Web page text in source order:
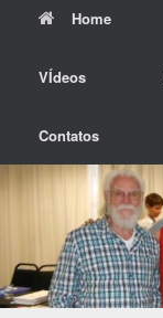
Home
VÍdeos
Contatos